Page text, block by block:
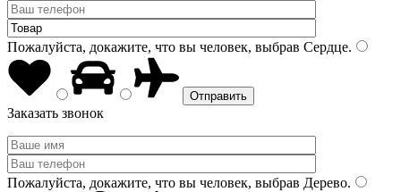
Пожалуйста, докажите, что вы человек, выбрав Сердце.
Заказать звонок
Пожалуйста, докажите, что вы человек, выбрав Дерево.